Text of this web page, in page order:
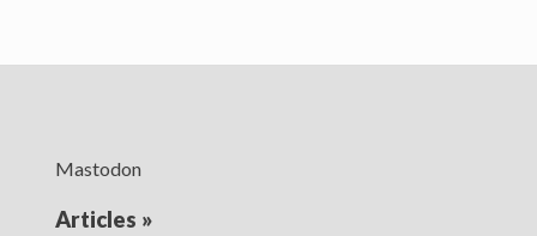
Mastodon
Articles »